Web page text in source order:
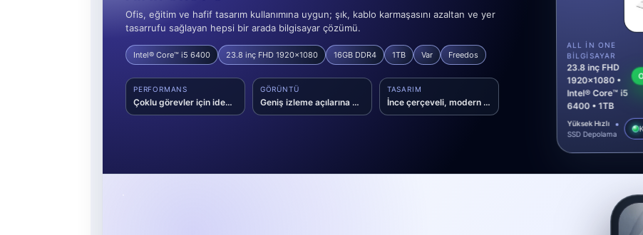
Ofis, eğitim ve hafif tasarım kullanımına uygun; şık, kablo karmaşasını azaltan ve yer
tasarrufu sağlayan hepsi bir arada bilgisayar çözümü.
Intel® Core™ i5 6400 23.8 inç FHD 1920x1080 16GB DDR4 1TB Var Freedos
PERFORMANS
Çoklu görevler için ideal işlemci gücü
GÖRÜNTÜ
Geniş izleme açılarına sahip VA panel
TASARIM
İnce çerçeveli, modern AIO form faktörü
ALL IN ONE
BILGISAYAR
23.8 inç FHD
1920x1080 •
Intel® Core™ i5
6400 • 1TB
Yüksek Hızlı
SSD Depolama